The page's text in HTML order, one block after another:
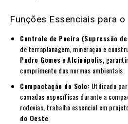
Funções Essenciais para
Controle de Poeira (Supressão
de terraplanagem, mineração e
Pedro Gomes eAlcinópolis,
cumprimento das normas ambientais.
Compactação do Solo: Utilizado
camadas específicas durante a
rodovias, trabalho essencial em
do Oeste.